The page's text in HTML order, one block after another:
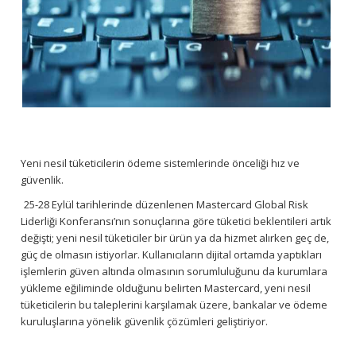
Yeni nesil tüketicilerin ödeme sistemlerinde önceliği hız ve
güvenlik.
25-28 Eylül tarihlerinde düzenlenen Mastercard Global Risk
Liderliği Konferansı’nın sonuçlarına göre tüketici beklentileri artık
değişti; yeni nesil tüketiciler bir ürün ya da hizmet alırken geç de,
güç de olmasın istiyorlar. Kullanıcıların dijital ortamda yaptıkları
işlemlerin güven altında olmasının sorumluluğunu da kurumlara
yükleme eğiliminde olduğunu belirten Mastercard, yeni nesil
tüketicilerin bu taleplerini karşılamak üzere, bankalar ve ödeme
kuruluşlarına yönelik güvenlik çözümleri geliştiriyor.